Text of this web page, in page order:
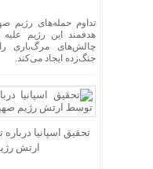
تداوم حمله‌های رژیم
هدفمند این رژیم
چالش‌های مرگ‌باری
جنگ‌زده ایجاد می‌کند.
تحقیق اسپانیا
ارتش